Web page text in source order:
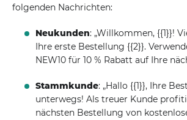
folgenden Nachrichten:
Neukunden: „Willkommen, {{1}}!
Ihre erste Bestellung {{2}}.
NEW10 für 10 % Rabatt auf Ihre
Stammkunde: „Hallo {{1}}, Ihre
unterwegs! Als treuer Kunde
nächsten Bestellung von